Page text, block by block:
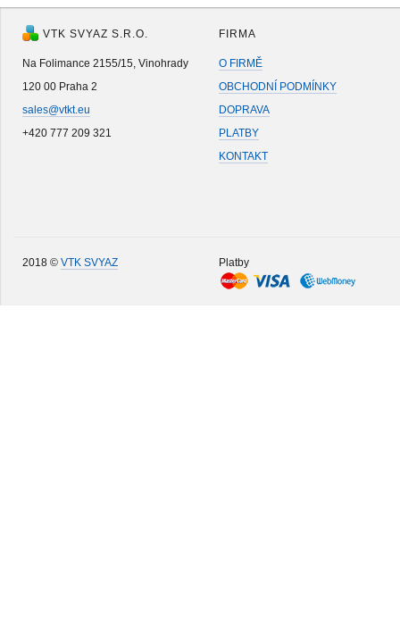
VTK SVYAZ S.R.O.
Na Folimance 2155/15, Vinohrady
120 00 Praha 2
sales@vtkt.eu
+420 777 209 321
FIRMA
O FIRMĚ
OBCHODNÍ PODMÍNKY
DOPRAVA
PLATBY
KONTAKT
2018 © VTK SVYAZ Platby